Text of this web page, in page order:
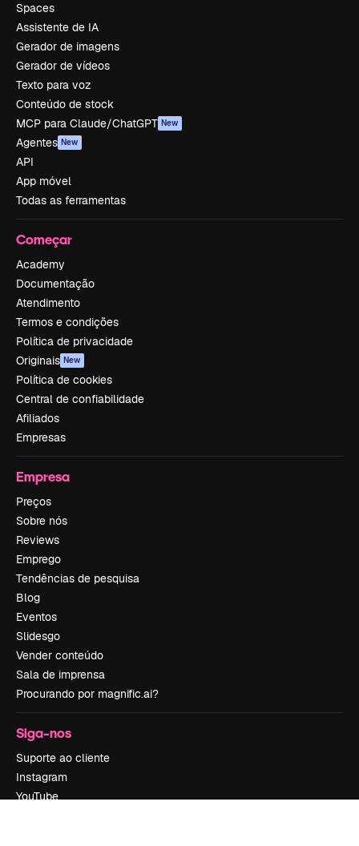
Spaces
Assistente de IA
Gerador de imagens
Gerador de vídeos
Texto para voz
Conteúdo de stock
MCP para Claude/ChatGPT New
Agentes New
API
App móvel
Todas as ferramentas
Começar
Academy
Documentação
Atendimento
Termos e condições
Política de privacidade
Originais New
Política de cookies
Central de confiabilidade
Afiliados
Empresas
Empresa
Preços
Sobre nós
Reviews
Emprego
Tendências de pesquisa
Blog
Eventos
Slidesgo
Vender conteúdo
Sala de imprensa
Procurando por magnific.ai?
Siga-nos
Suporte ao cliente
Instagram
YouTube